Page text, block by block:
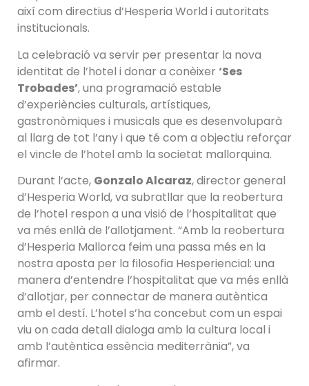
així com directius d’Hesperia World i autoritats
institucionals.
La celebració va servir per presentar la nova
identitat de l’hotel i donar a conèixer ‘Ses
Trobades’, una programació estable
d’experiències culturals, artístiques,
gastronòmiques i musicals que es desenvoluparà
al llarg de tot l’any i que té com a objectiu reforçar
el vincle de l’hotel amb la societat mallorquina.
Durant l’acte, Gonzalo Alcaraz, director general
d’Hesperia World, va subratllar que la reobertura
de l’hotel respon a una visió de l’hospitalitat que
va més enllà de l’allotjament. “Amb la reobertura
d’Hesperia Mallorca feim una passa més en la
nostra aposta per la filosofia Hesperiencial: una
manera d’entendre l’hospitalitat que va més enllà
d’allotjar, per connectar de manera autèntica
amb el destí. L’hotel s’ha concebut com un espai
viu on cada detall dialoga amb la cultura local i
amb l’autèntica essència mediterrània”, va
afirmar.